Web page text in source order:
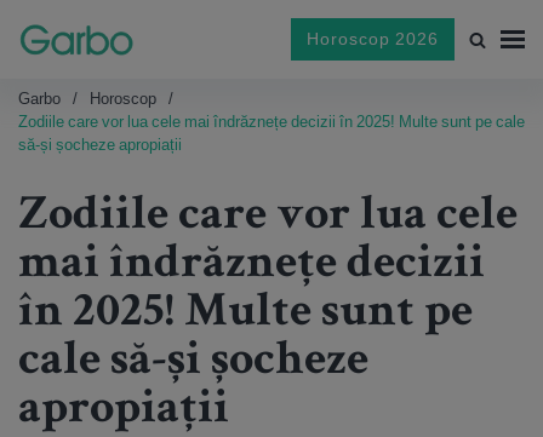
Horoscop 2026
Garbo
Horoscop
Zodiile care vor lua cele mai îndrăznețe decizii în 2025! Multe sunt pe cale
să-și șocheze apropiații
Zodiile care vor lua cele
mai îndrăznețe decizii
în 2025! Multe sunt pe
cale să-și șocheze
apropiații